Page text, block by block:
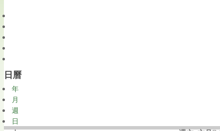
日曆
年
月
週
日